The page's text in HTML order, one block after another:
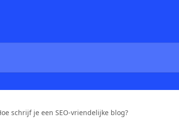
schrijf je een SEO-vriendelijke blog?